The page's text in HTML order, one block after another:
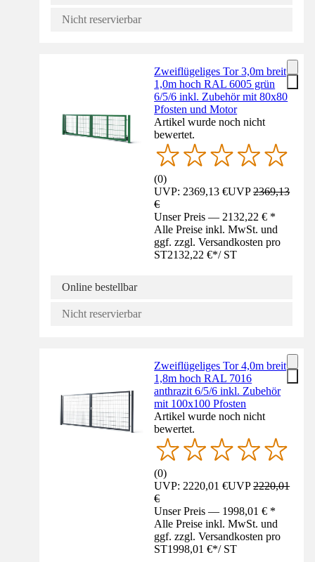
Nicht reservierbar
Zweiflügeliges Tor 3,0m breit
1,0m hoch RAL 6005 grün
6/5/6 inkl. Zubehör mit 80x80
Pfosten und Motor
Artikel wurde noch nicht
bewertet.
(0)
UVP: 2369,13 €UVP2369,13
€
Unser Preis — 2132,22 € *
Alle Preise inkl. MwSt. und
ggf. zzgl. Versandkosten pro
ST2132,22 €*/ ST
Online bestellbar
Nicht reservierbar
Zweiflügeliges Tor 4,0m breit
1,8m hoch RAL 7016
anthrazit 6/5/6 inkl. Zubehör
mit 100x100 Pfosten
Artikel wurde noch nicht
bewertet.
(0)
UVP: 2220,01 €UVP2220,01
€
Unser Preis — 1998,01 € *
Alle Preise inkl. MwSt. und
ggf. zzgl. Versandkosten pro
ST1998,01 €*/ ST